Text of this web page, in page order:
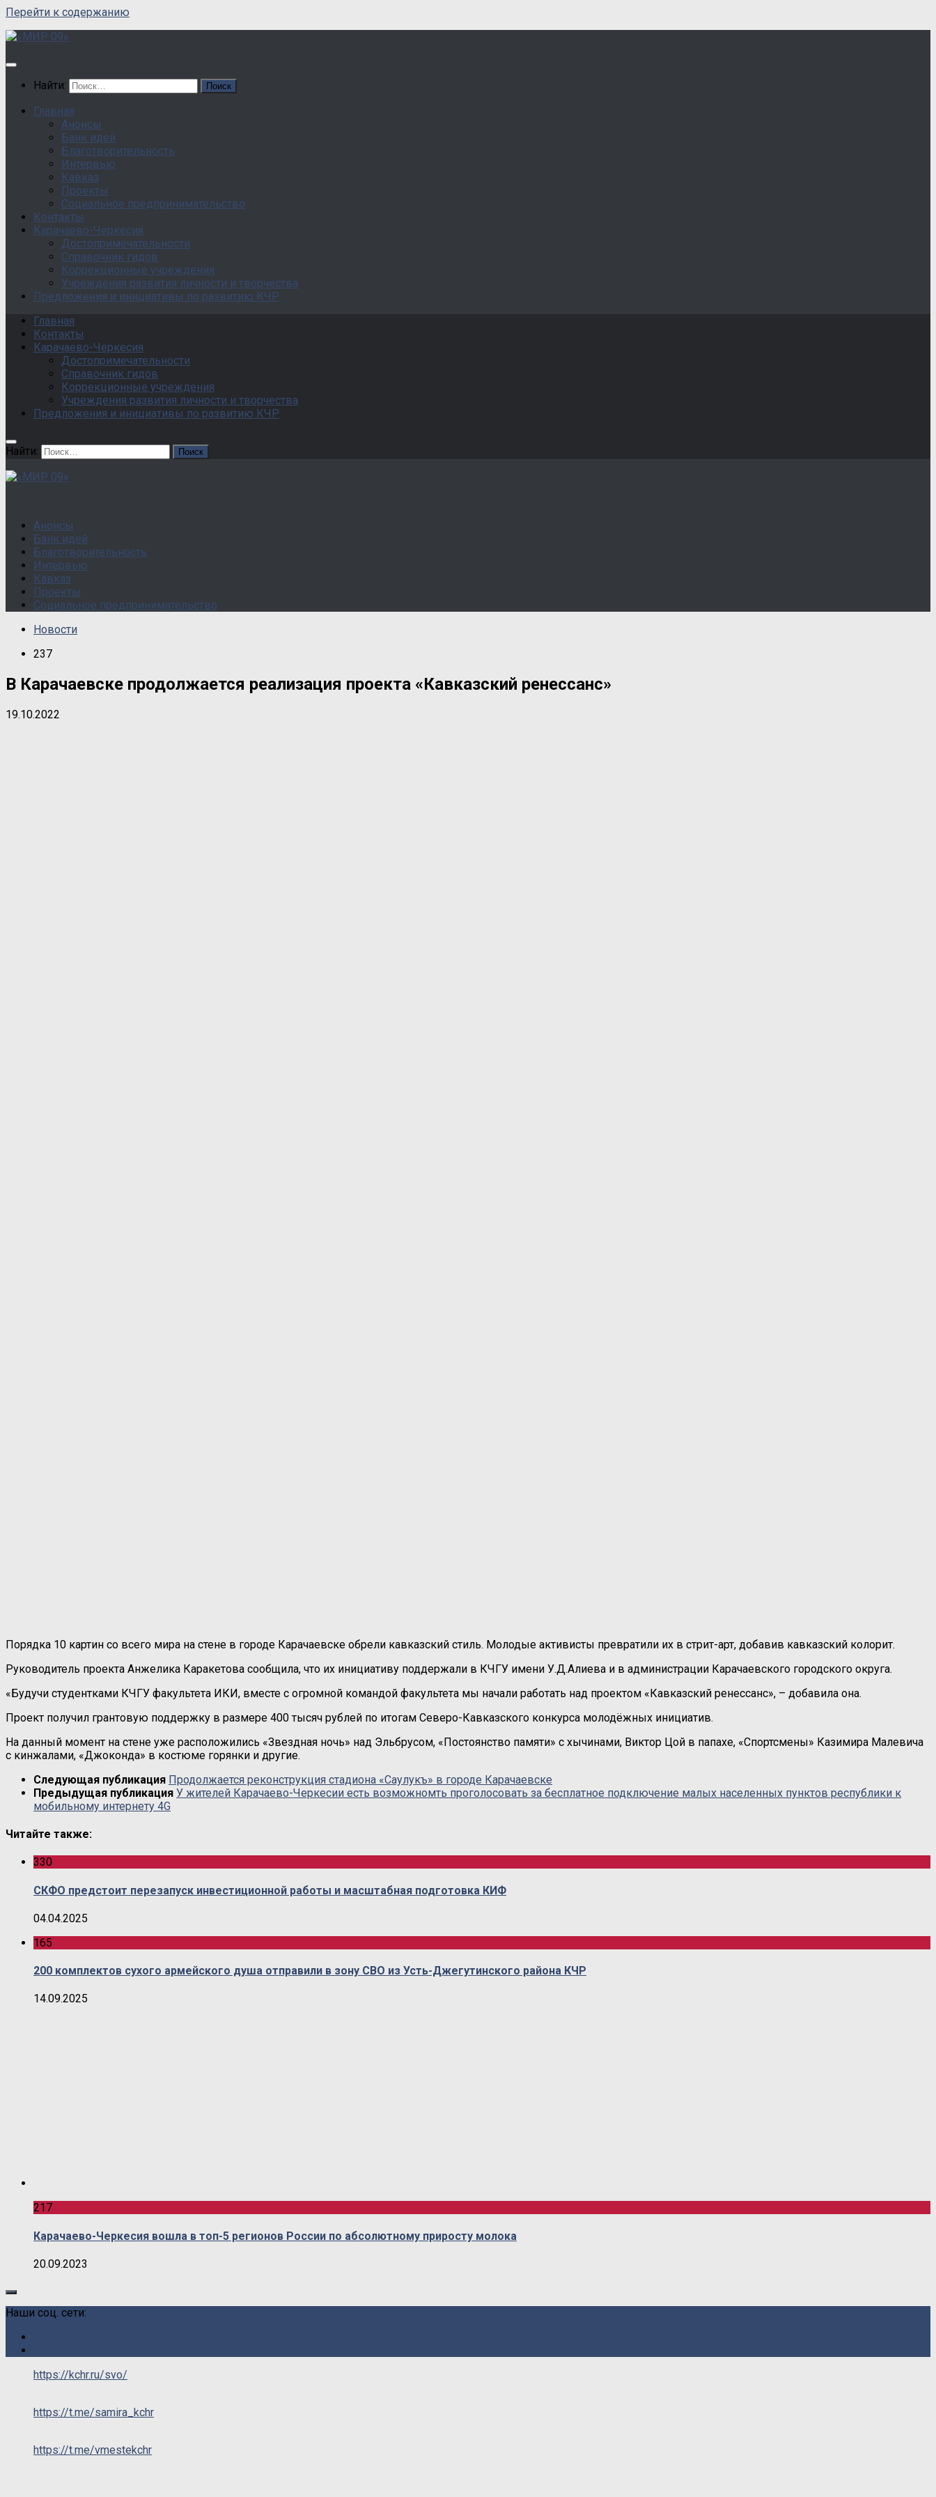
Перейти к содержанию
Найти:
Главная
Анонсы
Банк идей
Благотворительность
Интервью
Кавказ
Проекты
Социальное предпринимательство
Контакты
Карачаево-Черкесия
Достопримечательности
Справочник гидов
Коррекционные учреждения
Учреждения развития личности и творчества
Предложения и инициативы по развитию КЧР
Главная
Контакты
Карачаево-Черкесия
Достопримечательности
Справочник гидов
Коррекционные учреждения
Учреждения развития личности и творчества
Предложения и инициативы по развитию КЧР
Найти:
Анонсы
Банк идей
Благотворительность
Интервью
Кавказ
Проекты
Социальное предпринимательство
Новости
237
В Карачаевске продолжается реализация проекта «Кавказский ренессанс»
19.10.2022
Порядка 10 картин со всего мира на стене в городе Карачаевске обрели кавказский стиль. Молодые активисты превратили их в стрит-арт, добавив кавказский колорит.
Руководитель проекта Анжелика Каракетова сообщила, что их инициативу поддержали в КЧГУ имени У.Д.Алиева и в администрации Карачаевского городского округа.
«Будучи студентками КЧГУ факультета ИКИ, вместе с огромной командой факультета мы начали работать над проектом «Кавказский ренессанс», – добавила она.
Проект получил грантовую поддержку в размере 400 тысяч рублей по итогам Северо-Кавказского конкурса молодёжных инициатив.
На данный момент на стене уже расположились «Звездная ночь» над Эльбрусом, «Постоянство памяти» с хычинами, Виктор Цой в папахе, «Спортсмены» Казимира Малевича
с кинжалами, «Джоконда» в костюме горянки и другие.
Следующая публикация Продолжается реконструкция стадиона «Саулукъ» в городе Карачаевске
Предыдущая публикация У жителей Карачаево-Черкесии есть возможномть проголосовать за бесплатное подключение малых населенных пунктов республики к
мобильному интернету 4G
Читайте также:
330
СКФО предстоит перезапуск инвестиционной работы и масштабная подготовка КИФ
04.04.2025
165
200 комплектов сухого армейского душа отправили в зону СВО из Усть-Джегутинского района КЧР
14.09.2025
217
Карачаево-Черкесия вошла в топ-5 регионов России по абсолютному приросту молока
20.09.2023
Наши соц. сети:
https://kchr.ru/svo/
https://t.me/samira_kchr
https://t.me/vmestekchr